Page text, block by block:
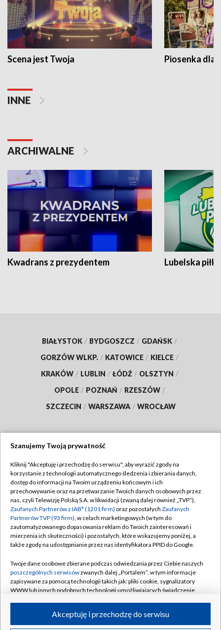
Scena jest Twoja Piosenka dla
INNE
ARCHIWALNE
Kwadrans z prezydentem Lubelska piłka
BIAŁYSTOK / BYDGOSZCZ / GDAŃSK /
GORZÓW WLKP. / KATOWICE / KIELCE /
KRAKÓW / LUBLIN / ŁÓDŹ / OLSZTYN /
OPOLE / POZNAŃ / RZESZÓW /
SZCZECIN / WARSZAWA / WROCŁAW
TVP
Abonament TVP
Emisja w TVP
Centrum informacji TVP
Naziemna Telewizja Cyfrowa
Rada Programowa
System NOS
Informacje o nadawcy
Program dla prasy
Regulamin TVP
Polityka prywatności
Moje zgody
Pomoc
Kontakt
Kanały
Szanujemy Twoją prywatność
Kliknij "Akceptuję i przechodzę do serwisu", aby wyrazić zgody na
korzystanie z technologii automatycznego śledzenia i zbierania danych,
dostęp do informacji na Twoim urządzeniu końcowym i ich
przechowywanie oraz na przetwarzanie Twoich danych osobowych przez
nas, czyli Telewizję Polską S.A. w likwidacji (zwaną dalej również „TVP”),
Zaufanych Partnerów z IAB* (1201 firm) oraz pozostałych Zaufanych
Partnerów TVP (93 firm), w celach marketingowych (w tym do
zautomatyzowanego dopasowania reklam do Twoich zainteresowań i
mierzenia ich skuteczności) i pozostałych, które wskazujemy poniżej, a
także zgody na udostępnianie przez nas identyfikatora PPID do Google.
Twoje dane osobowe zbierane podczas odwiedzania przez Ciebie naszych
poszczególnych serwisówzwanych dalej „Portalem”, w tym informacje
zapisywane za pomocą technologii takich jak: pliki cookie, sygnalizatory
WWW lub innych podobnych technologii umożliwiających świadczenie
ruchu w Internecie.Akceptuję i przechodzę do serwisu